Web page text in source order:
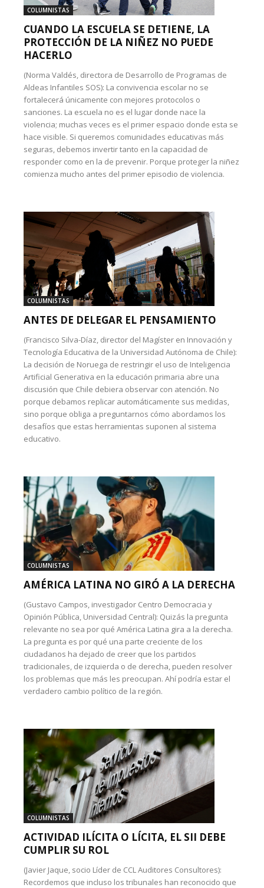
COLUMNISTAS
CUANDO LA ESCUELA SE DETIENE, LA
PROTECCIÓN DE LA NIÑEZ NO PUEDE
HACERLO
(Norma Valdés, directora de Desarrollo de Programas de
Aldeas Infantiles SOS): La convivencia escolar no se
fortalecerá únicamente con mejores protocolos o
sanciones. La escuela no es el lugar donde nace la
violencia; muchas veces es el primer espacio donde esta se
hace visible. Si queremos comunidades educativas más
seguras, debemos invertir tanto en la capacidad de
responder como en la de prevenir. Porque proteger la niñez
comienza mucho antes del primer episodio de violencia.
COLUMNISTAS
ANTES DE DELEGAR EL PENSAMIENTO
(Francisco Silva-Díaz, director del Magíster en Innovación y
Tecnología Educativa de la Universidad Autónoma de Chile):
La decisión de Noruega de restringir el uso de Inteligencia
Artificial Generativa en la educación primaria abre una
discusión que Chile debiera observar con atención. No
porque debamos replicar automáticamente sus medidas,
sino porque obliga a preguntarnos cómo abordamos los
desafíos que estas herramientas suponen al sistema
educativo.
COLUMNISTAS
AMÉRICA LATINA NO GIRÓ A LA DERECHA
(Gustavo Campos, investigador Centro Democracia y
Opinión Pública, Universidad Central): Quizás la pregunta
relevante no sea por qué América Latina gira a la derecha.
La pregunta es por qué una parte creciente de los
ciudadanos ha dejado de creer que los partidos
tradicionales, de izquierda o de derecha, pueden resolver
los problemas que más les preocupan. Ahí podría estar el
verdadero cambio político de la región.
COLUMNISTAS
ACTIVIDAD ILÍCITA O LÍCITA, EL SII DEBE
CUMPLIR SU ROL
(Javier Jaque, socio Líder de CCL Auditores Consultores):
Recordemos que incluso los tribunales han reconocido que